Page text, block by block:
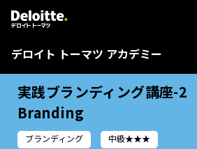
デロイト トーマツ アカデミー
実践ブランディング講座
Branding
ブランディング 中級★★★